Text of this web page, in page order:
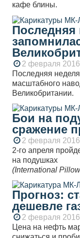
кафе блины.
Последняя
2 февраля
Последняя
масштабного
Великобритании.
Бои на
сражение
2 февраля
2-го апреля
на подушках
(International
Прогноз:
дешевле
2 февраля
Цена на нефть